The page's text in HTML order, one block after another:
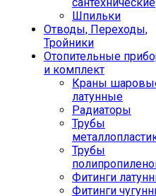
Шпильки
Отводы, Переходы,
Тройники
Отопительные
и комплект
Краны
латунные
Радиаторы
Трубы
Трубы
Фитинги
Фитинги